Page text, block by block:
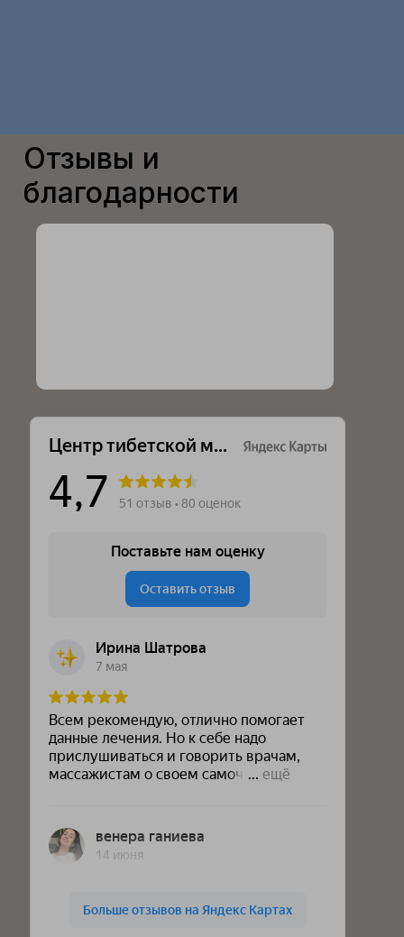
Отзывы и
благодарности